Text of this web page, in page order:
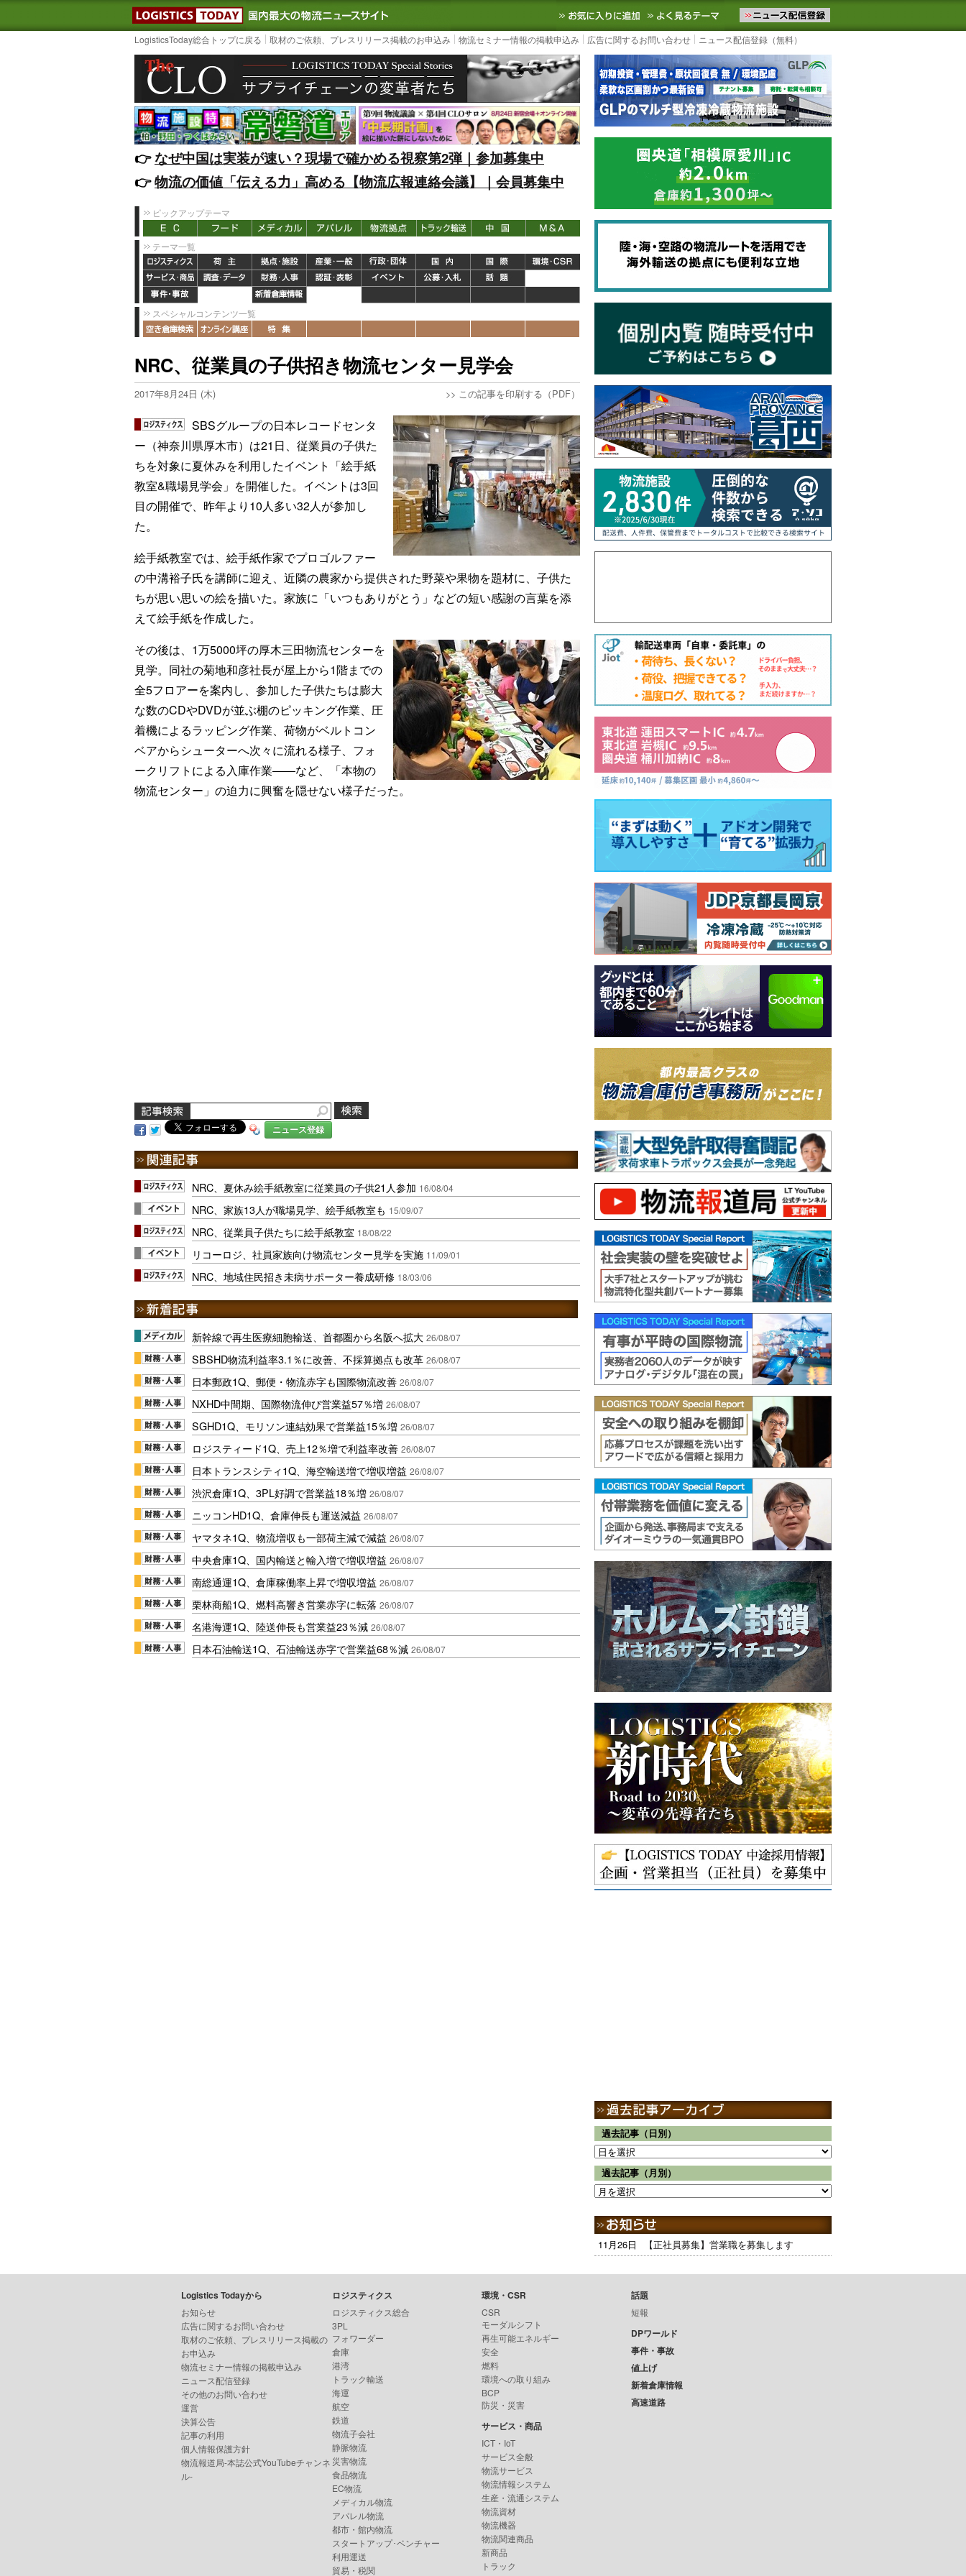
LOGISTICS TODAY｜国内最大の物流ニュースサイト3PL, SCMなど国内外の最新の物流ニュースをお届けします。物流ニュースメール配信を登録す
お気に入りに追加 よく見るテーマ
LogisticsToday総合トップに戻る 取材のご依頼、プレスリリース掲載のお申込み 物流セミナー情報の掲載申込み 広告に関するお問い合わせ ニュース配信登録（無料）
👉️なぜ中国は実装が速い？現場で確かめる視察第2弾｜参加募集中
👉️物流の価値「伝える力」高める【物流広報連絡会議】｜会員募集中
ピックアップテーマ
テーマ一覧
スペシャルコンテンツ一覧
NRC、従業員の子供招き物流センター見学会
2017年8月24日 (木) >> この記事を印刷する（PDF）
SBSグループの日本レコードセンタ
ー（神奈川県厚木市）は21日、従業員の子供た
ちを対象に夏休みを利用したイベント「絵手紙
教室&職場見学会」を開催した。イベントは3回
目の開催で、昨年より10人多い32人が参加し
た。
絵手紙教室では、絵手紙作家でプロゴルファー
の中溝裕子氏を講師に迎え、近隣の農家から提供された野菜や果物を題材に、子供た
ちが思い思いの絵を描いた。家族に「いつもありがとう」などの短い感謝の言葉を添
えて絵手紙を作成した。
その後は、1万5000坪の厚木三田物流センターを
見学。同社の菊地和彦社長が屋上から1階までの
全5フロアーを案内し、参加した子供たちは膨大
な数のCDやDVDが並ぶ棚のピッキング作業、圧
着機によるラッピング作業、荷物がベルトコン
ベアからシューターへ次々に流れる様子、フォ
ークリフトによる入庫作業――など、「本物の
物流センター」の迫力に興奮を隠せない様子だった。
ニュース登録
NRC、夏休み絵手紙教室に従業員の子供21人参加 16/08/04
NRC、家族13人が職場見学、絵手紙教室も 15/09/07
NRC、従業員子供たちに絵手紙教室 18/08/22
リコーロジ、社員家族向け物流センター見学を実施 11/09/01
NRC、地域住民招き未病サポーター養成研修 18/03/06
新幹線で再生医療細胞輸送、首都圏から名阪へ拡大 26/08/07
SBSHD物流利益率3.1％に改善、不採算拠点も改革 26/08/07
日本郵政1Q、郵便・物流赤字も国際物流改善 26/08/07
NXHD中間期、国際物流伸び営業益57％増 26/08/07
SGHD1Q、モリソン連結効果で営業益15％増 26/08/07
ロジスティード1Q、売上12％増で利益率改善 26/08/07
日本トランスシティ1Q、海空輸送増で増収増益 26/08/07
渋沢倉庫1Q、3PL好調で営業益18％増 26/08/07
ニッコンHD1Q、倉庫伸長も運送減益 26/08/07
ヤマタネ1Q、物流増収も一部荷主減で減益 26/08/07
中央倉庫1Q、国内輸送と輸入増で増収増益 26/08/07
南総通運1Q、倉庫稼働率上昇で増収増益 26/08/07
栗林商船1Q、燃料高響き営業赤字に転落 26/08/07
名港海運1Q、陸送伸長も営業益23％減 26/08/07
日本石油輸送1Q、石油輸送赤字で営業益68％減 26/08/07
過去記事（日別）
過去記事（月別）
11月26日 【正社員募集】営業職を募集します
Logistics Todayから
お知らせ
広告に関するお問い合わせ
取材のご依頼、プレスリリース掲載の
お申込み
物流セミナー情報の掲載申込み
ニュース配信登録
その他のお問い合わせ
運営
決算公告
記事の利用
個人情報保護方針
物流報道局-本誌公式YouTubeチャンネ
ル-
ロジスティクス
ロジスティクス総合
3PL
フォワーダー
倉庫
港湾
トラック輸送
海運
航空
鉄道
物流子会社
静脈物流
災害物流
食品物流
EC物流
メディカル物流
アパレル物流
都市・館内物流
スタートアップ･ベンチャー
利用運送
貿易・税関
環境・CSR
CSR
モーダルシフト
再生可能エネルギー
安全
燃料
環境への取り組み
BCP
防災・災害
サービス・商品
ICT・IoT
サービス全般
物流サービス
物流情報システム
生産・流通システム
物流資材
物流機器
物流関連商品
新商品
トラック
話題
短報
DPワールド
事件・事故
値上げ
新着倉庫情報
高速道路